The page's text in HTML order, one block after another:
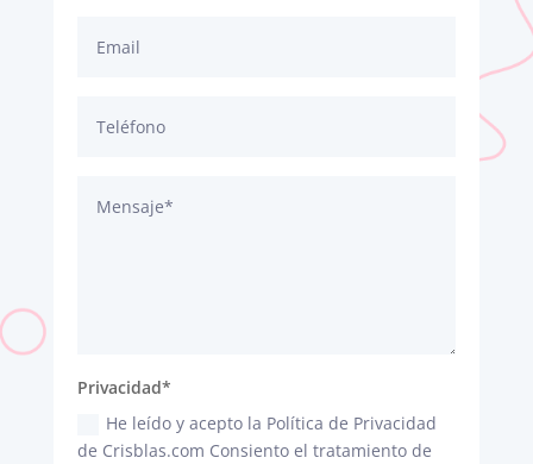
Privacidad*
He leído y acepto la Política de Privacidad
de Crisblas.com Consiento el tratamiento de